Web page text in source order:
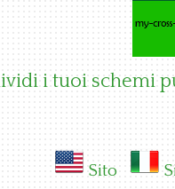
i tuoi schemi
Sito